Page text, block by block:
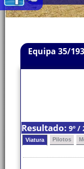
Equipa 35/
Resultado: 9º /
Viatura Pilotos